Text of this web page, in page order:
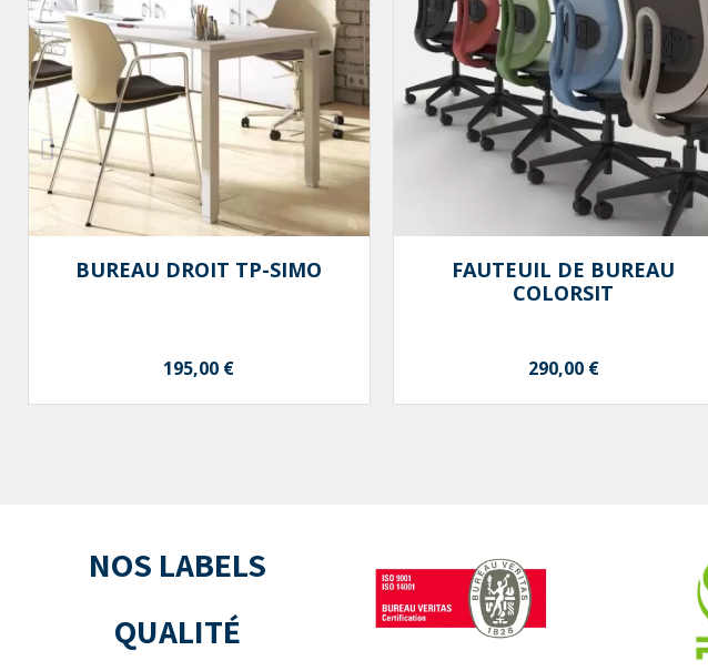
Aperçu rapide
BUREAU DROIT TP-SIMO
Prix
195,00 €
Aperçu rapide
FAUTEUIL DE BUREAU
COLORSIT
Prix
290,00 €
NOS LABELS
QUALITÉ